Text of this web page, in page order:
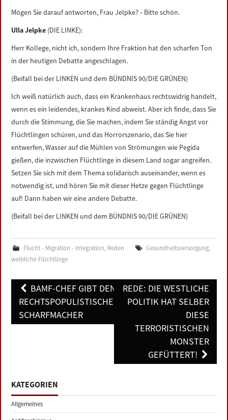
Mögen Sie darauf antworten, Frau Jelpke? ‑ Bitte schön.
Ulla Jelpke (DIE LINKE):
Herr Kollege, nicht ich, sondern Ihre Fraktion hat den scharfen Ton
in der heutigen Debatte angeschlagen.
(Beifall bei der LINKEN und dem BÜNDNIS 90/DIE GRÜNEN)
Ich weiß natürlich auch, dass ein Krankenhaus rechtswidrig handelt,
wenn es ein leidendes, krankes Kind abweist. Aber ich finde, dass Sie
durch die Stimmung, die Sie machen, indem Sie ständig Angst vor
Flüchtlingen schüren, und das Horrorszenario, das Sie hier
entwerfen, Wasser auf die Mühlen von Strömungen wie Pegida
gießen, die inzwischen Flüchtlinge in diesem Land sogar angreifen.
Setzen Sie sich mit dem Thema solidarisch auseinander, wenn es
notwendig ist, und hören Sie mit dieser Hetze gegen Flüchtlinge
auf! Dann haben wir eine andere Debatte.
(Beifall bei der LINKEN und dem BÜNDNIS 90/DIE GRÜNEN)
Flucht - Migration - Integration, Reden Gesundheitsversorgung,
weibliche Flüchtlinge
Post
navigation
BAMF-CHEF GIBT DEN
RECHTSPOPULISTISCHEN
SCHARFMACHER
REDE: DIE WESTLICHE
POLITIK HAT SELBER
DIESE
TERRORISTISCHEN
MONSTER
GEFÜTTERT!
KATEGORIEN
Allgemeines